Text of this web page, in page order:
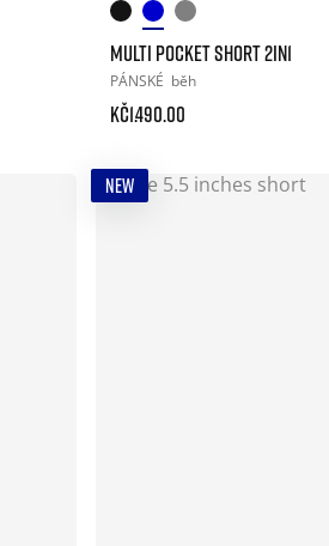
MULTI POCKET SHORT 2IN1
PÁNSKÉ běh
Kč1.490.00
NEW